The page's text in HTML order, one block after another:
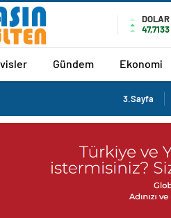
DOLAR
47,7133
Gündem Ekonomi
3.Sayfa